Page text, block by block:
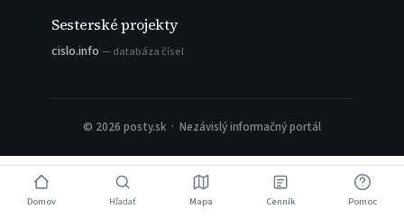
Sesterské projekty
cislo.info — databáza čísel
© 2026 posty.sk · Nezávislý informačný portál
Domov Hľadať Mapa Cenník Pomoc